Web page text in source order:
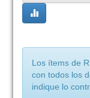
Los ítems de
con todos los
indique lo